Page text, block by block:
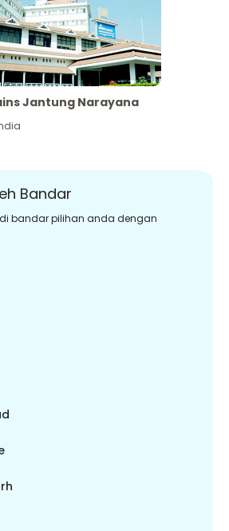
Jantung Narayana
Bandar
bandar pilihan anda dengan